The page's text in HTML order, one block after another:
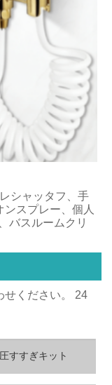
シャッタフ、手
スプレー、個人
バスルームクリ
せください。 24